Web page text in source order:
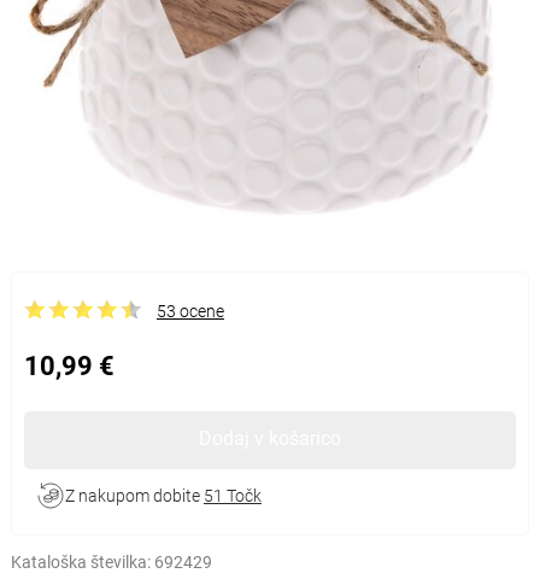
53 ocene
10,99 €
Z nakupom dobite 51 Točk
Kataloška številka: 692429